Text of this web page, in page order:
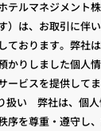
テルマネジメント
）は、お取引に伴
ております。弊社
かりしました個人
ービスを提供してま
扱い 弊社は、個人
序を尊重・遵守し